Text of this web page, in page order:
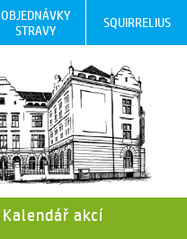
OBJEDNÁVKY
STRAVY
SQUIRRELIUS
Kalendář akcí